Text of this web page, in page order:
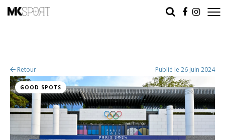
Retour Publié le 26 juin 2024
GOOD SPOTS